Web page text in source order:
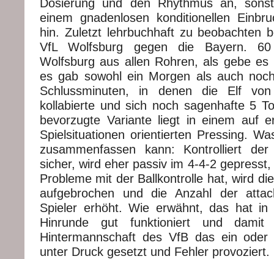
Dosierung und den Rhythmus an,
einem gnadenlosen konditionellen
hin. Zuletzt lehrbuchhaft zu beobachten
VfL Wolfsburg gegen die Bayern.
Wolfsburg aus allen Rohren, als gebe es
es gab sowohl ein Morgen als auch
Schlussminuten, in denen die Elf
kollabierte und sich noch sagenhafte 5
bevorzugte Variante liegt in einem auf
Spielsituationen orientierten Pressing.
zusammenfassen kann: Kontrolliert
sicher, wird eher passiv im 4-4-2
Probleme mit der Ballkontrolle hat, wird
aufgebrochen und die Anzahl der
Spieler erhöht. Wie erwähnt, das hat in
Hinrunde gut funktioniert und
Hintermannschaft des VfB das ein
unter Druck gesetzt und Fehler provoziert.